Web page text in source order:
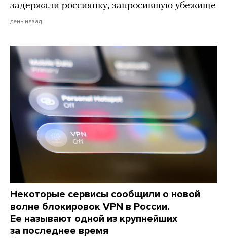
задержали россиянку, запросившую убежище
день назад
Некоторые сервисы сообщили о новой
волне блокировок VPN в России.
Ее называют одной из крупнейших
за последнее время